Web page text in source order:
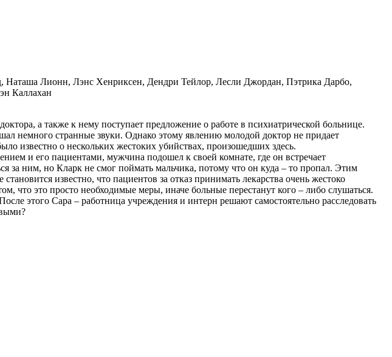
Лионн, Лэнс Хенриксен, Дендри Тейлор, Лесли Джордан, Пэтрика Дарбо,
Каллахан
а также к нему поступает предложение о работе в психиатрической больнице.
немного странные звуки. Однако этому явлению молодой доктор не придает
известно о нескольких жестоких убийствах, произошедших здесь.
и его пациентами, мужчина подошел к своей комнате, где он встречает
за ним, но Кларк не смог поймать мальчика, потому что он куда – то пропал. Этим
известно, что пациентов за отказ принимать лекарства очень жестоко
что это просто необходимые меры, иначе больные перестанут кого – либо слушаться.
этого Сара – работница учреждения и интерн решают самостоятельно расследовать